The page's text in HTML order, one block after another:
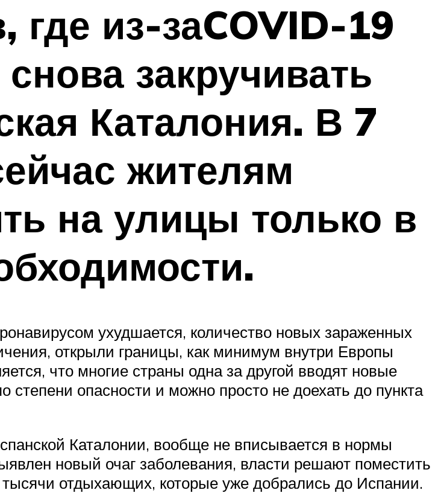
где из-заCOVID-19
закручивать
Каталония. В 7
жителям
на улицы только в
ухудшается, количество новых зараженных
открыли границы, как минимум внутри Европы
что многие страны одна за другой вводят новые
степени опасности и можно просто не доехать до пункта
Каталонии, вообще не вписывается в нормы
новый очаг заболевания, власти решают поместить
отдыхающих, которые уже добрались до Испании.